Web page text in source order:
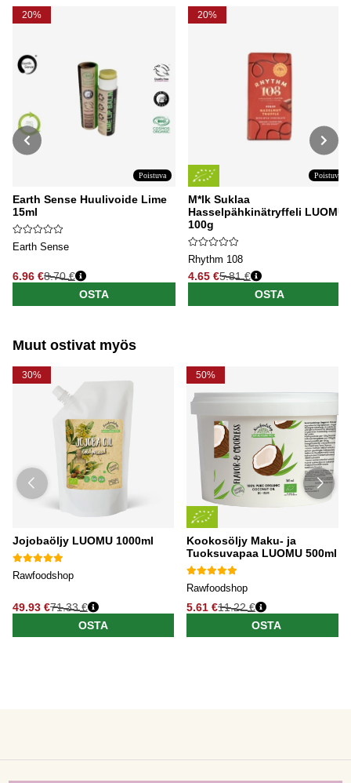
20%
Poistuva
Earth Sense Huulivoide Lime
15ml
Earth Sense
6.96 €
Normaali hinta
8.70 €
OSTA
20%
Poistuva
M*lk Suklaa
Hasselpähkinätryffeli LUOMU
100g
Rhythm 108
4.65 €
Normaali hinta
5.81 €
OSTA
Muut ostivat myös
30%
Jojobaöljy LUOMU 1000ml
Rawfoodshop
49.93 €71.33 €
OSTA
50%
Kookosöljy Maku- ja
Tuoksuvapaa LUOMU 500ml
Rawfoodshop
5.61 €11.22 €
OSTA